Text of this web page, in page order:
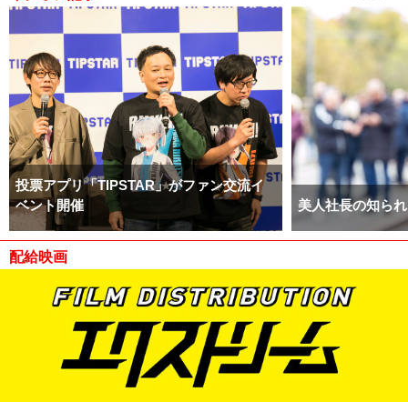
投票アプリ「TIPSTAR」がファン交流イ
ベント開催
美人社長の知ら
配給映画